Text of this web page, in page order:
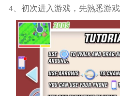
4、初次进入游戏，先熟悉游戏